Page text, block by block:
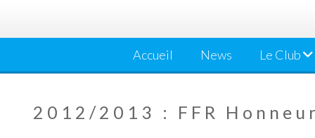
Accueil News Le Club
2012/2013 : FFR